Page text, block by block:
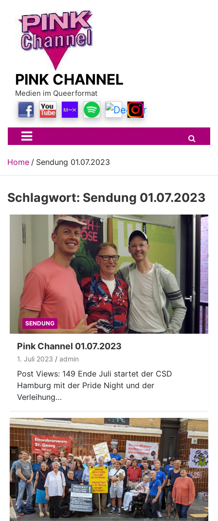
content
PINK CHANNEL
Medien im Queerformat
Home Sendung 01.07.2023
Schlagwort: Sendung 01.07.2023
SENDUNG
Pink Channel 01.07.2023
1. Juli 2023 admin
Post Views: 149 Ende Juli startet der CSD
Hamburg mit der Pride Night und der
Verleihung…